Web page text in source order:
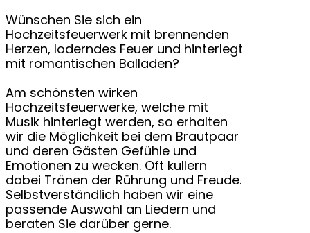
Wünschen Sie sich ein
Hochzeitsfeuerwerk mit brennenden
Herzen, loderndes Feuer und hinterlegt
mit romantischen Balladen?
Am schönsten wirken
Hochzeitsfeuerwerke, welche mit
Musik hinterlegt werden, so erhalten
wir die Möglichkeit bei dem Brautpaar
und deren Gästen Gefühle und
Emotionen zu wecken. Oft kullern
dabei Tränen der Rührung und Freude.
Selbstverständlich haben wir eine
passende Auswahl an Liedern und
beraten Sie darüber gerne.